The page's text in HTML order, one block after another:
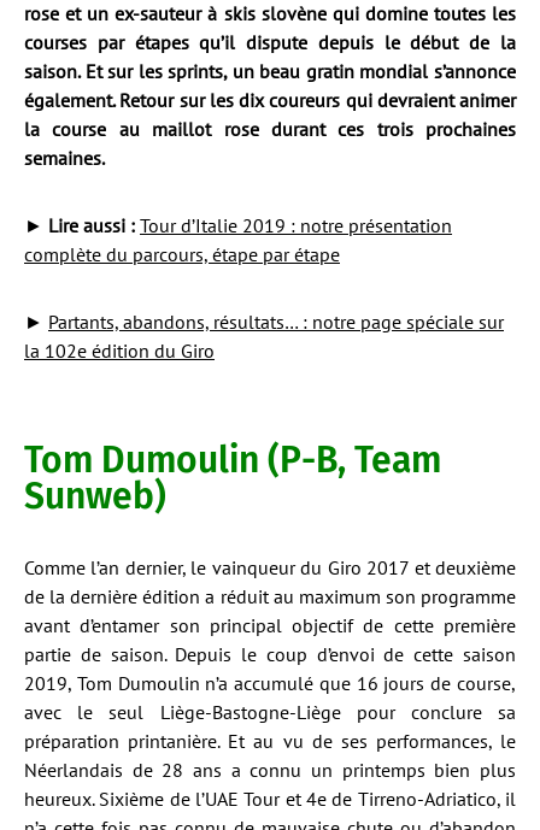
rose et un ex-sauteur à skis slovène qui domine toutes les
courses par étapes qu’il dispute depuis le début de la
saison. Et sur les sprints, un beau gratin mondial s’annonce
également. Retour sur les dix coureurs qui devraient animer
la course au maillot rose durant ces trois prochaines
semaines.
► Lire aussi : Tour d’Italie 2019 : notre présentation
complète du parcours, étape par étape
► Partants, abandons, résultats… : notre page spéciale sur
la 102e édition du Giro
Tom Dumoulin (P-B, Team
Sunweb)
Comme l’an dernier, le vainqueur du Giro 2017 et deuxième
de la dernière édition a réduit au maximum son programme
avant d’entamer son principal objectif de cette première
partie de saison. Depuis le coup d’envoi de cette saison
2019, Tom Dumoulin n’a accumulé que 16 jours de course,
avec le seul Liège-Bastogne-Liège pour conclure sa
préparation printanière. Et au vu de ses performances, le
Néerlandais de 28 ans a connu un printemps bien plus
heureux. Sixième de l’UAE Tour et 4e de Tirreno-Adriatico, il